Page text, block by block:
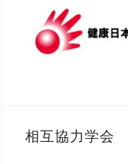
相互協力学会